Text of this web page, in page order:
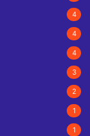
4
4
4
3
2
1
1